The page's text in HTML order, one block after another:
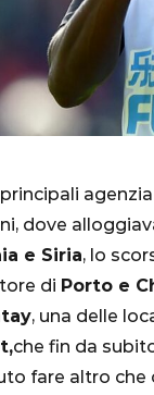
dove
e Siria, lo
di Porto e
, una delle
che fin da
fare altro